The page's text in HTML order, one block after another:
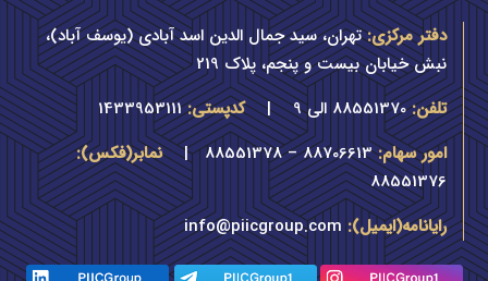
دفتر مرکزی: تهران، سید جمال الدین اسد آبادی (یوسف آباد)،
نبش خیابان بیست و پنجم، پلاک 219
تلفن: 88551370 الی 9 | کدپستی: 1433953111
امور سهام: 88706613 – 88551378 |
نمابر(فکس):
88551376
رایانامه(ایمیل): info@piicgroup.com